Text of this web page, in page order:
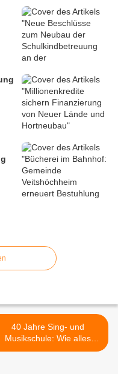
40 Jahre Sing- und
Musikschule: Wie alles
begann - Die neue